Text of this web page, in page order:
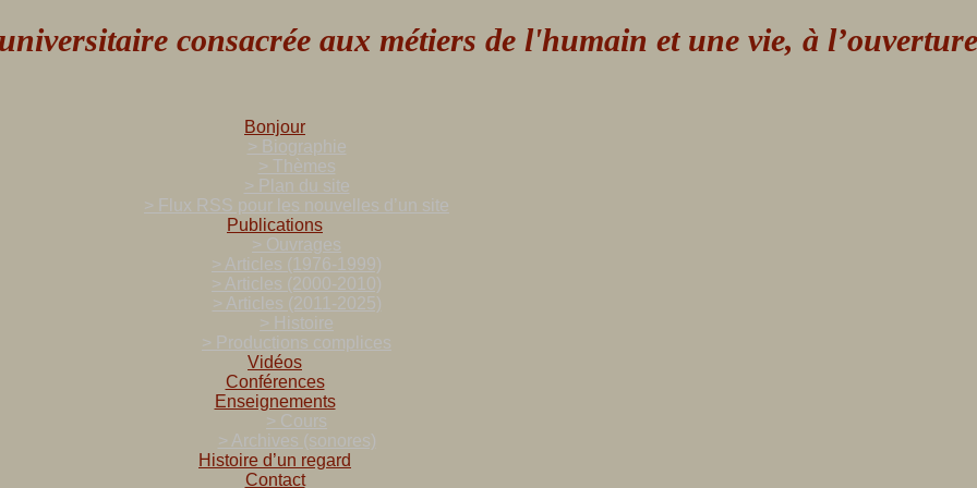
consacrée aux métiers de l'humain et une vie, à l’ouverture
Bonjour
> Biographie
> Thèmes
> Plan du site
> Flux RSS pour les nouvelles d’un site
Publications
> Ouvrages
> Articles (1976-1999)
> Articles (2000-2010)
> Articles (2011-2025)
> Histoire
> Productions complices
Vidéos
Conférences
Enseignements
> Cours
> Archives (sonores)
Histoire d’un regard
Contact